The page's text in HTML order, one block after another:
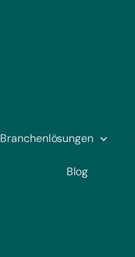
Branchenlösungen
Blog